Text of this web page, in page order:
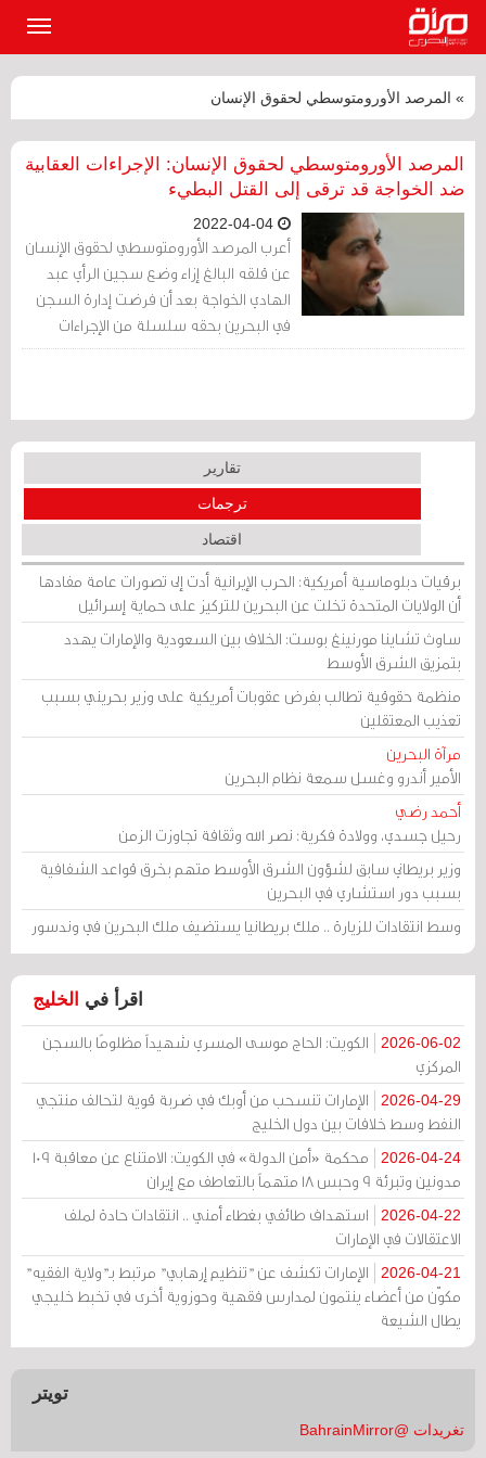
» المرصد الأورومتوسطي لحقوق الإنسان
المرصد الأورومتوسطي لحقوق الإنسان: الإجراءات العقابية
ضد الخواجة قد ترقى إلى القتل البطيء
أعرب المرصد الأورومتوسطي لحقوق الإنسان
عن قلقه البالغ إزاء وضع سجين الرأي عبد
الهادي الخواجة بعد أن فرضت إدارة السجن
في البحرين بحقه سلسلة من الإجراءات
العقابيّة كان آخرها حرمانه من الاتصال بعائلته
تقارير
ترجمات
اقتصاد
برقيات دبلوماسية أمريكية: الحرب الإيرانية أدت إلى تصورات عامة مفادها
أن الولايات المتحدة تخلت عن البحرين للتركيز على حماية إسرائيل
ساوث تشاينا مورنينغ بوست: الخلاف بين السعودية والإمارات يهدد
بتمزيق الشرق الأوسط
منظمة حقوقية تطالب بفرض عقوبات أمريكية على وزير بحريني بسبب
تعذيب المعتقلين
مرآة البحرين
الأمير أندرو وغسل سمعة نظام البحرين
أحمد رضي
رحيل جسدي، وولادة فكرية: نصر الله وثقافة تجاوزت الزمن
وزير بريطاني سابق لشؤون الشرق الأوسط متهم بخرق قواعد الشفافية
بسبب دور استشاري في البحرين
وسط انتقادات للزيارة .. ملك بريطانيا يستضيف ملك البحرين في وندسور
اقرأ في الخليج
2026-06-02
الكويت: الحاج موسى المسري شهيداً مظلومًا بالسجن
المركزي
2026-04-29
الإمارات تنسحب من أوبك في ضربة قوية لتحالف منتجي
النفط وسط خلافات بين دول الخليج
2026-04-24
محكمة «أمن الدولة» في الكويت: الامتناع عن معاقبة 109
مدونين وتبرئة 9 وحبس 18 متهماً بالتعاطف مع إيران
2026-04-22
استهداف طائفي بغطاء أمني .. انتقادات حادة لملف
الاعتقالات في الإمارات
2026-04-21
الإمارات تكشف عن "تنظيم إرهابي" مرتبط بـ"ولاية الفقيه"
مكوّن من أعضاء ينتمون لمدارس فقهية وحوزوية أخرى في تخبط خليجي
يطال الشيعة
تويتر
تغريدات @BahrainMirror